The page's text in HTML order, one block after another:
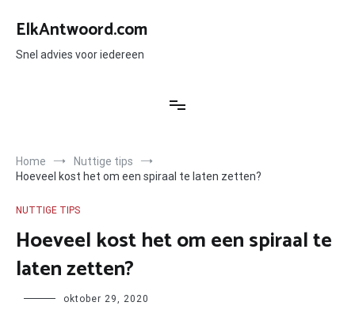
naar
inhoud
ElkAntwoord.com
Snel advies voor iedereen
Home
Nuttige tips
Hoeveel kost het om een spiraal te laten zetten?
NUTTIGE TIPS
Hoeveel kost het om een spiraal te
laten zetten?
Author oktober 29, 2020